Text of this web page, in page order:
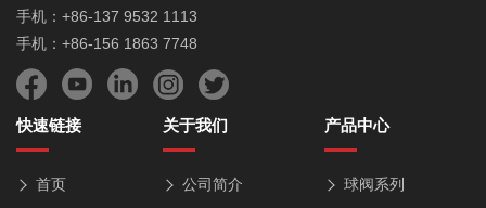
手机：+86-137 9532 1113
手机：+86-156 1863 7748
快速链接
首页
关于我们
公司简介
产品中心
球阀系列